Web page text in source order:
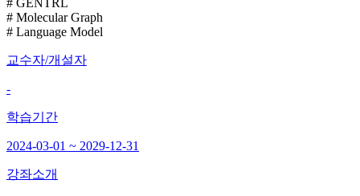
# GENTRL
# Molecular Graph
# Language Model
교수자/개설자
-
학습기간
2024-03-01 ~ 2029-12-31
강좌소개